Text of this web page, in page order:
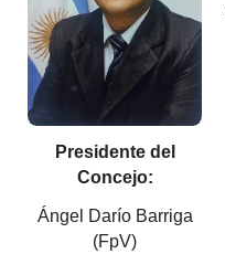
Presidente del
Concejo:
Ángel Darío Barriga
(FpV)